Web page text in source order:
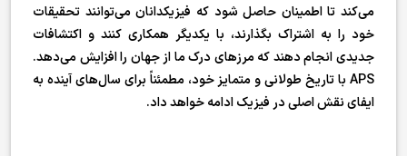
می‌کند تا اطمینان حاصل شود که فیزیکدانان می‌توانند تحقیقات
خود را به اشتراک بگذارند، با یکدیگر همکاری کنند و اکتشافات
جدیدی انجام دهند که مرزهای درک ما از جهان را افزایش می‌دهد.
APS با تاریخ طولانی و متمایز خود، مطمئناً برای سال‌های آینده به
ایفای نقش اصلی در فیزیک ادامه خواهد داد.